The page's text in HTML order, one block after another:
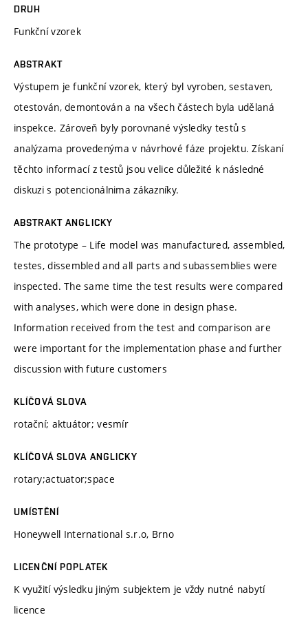
DRUH
Funkční vzorek
ABSTRAKT
Výstupem je funkční vzorek, který byl vyroben, sestaven,
otestován, demontován a na všech částech byla udělaná
inspekce. Zároveň byly porovnané výsledky testů s
analýzama provedenýma v návrhové fáze projektu. Získaní
těchto informací z testů jsou velice důležité k následné
diskuzi s potencionálnima zákazníky.
ABSTRAKT ANGLICKY
The prototype – Life model was manufactured, assembled,
testes, dissembled and all parts and subassemblies were
inspected. The same time the test results were compared
with analyses, which were done in design phase.
Information received from the test and comparison are
were important for the implementation phase and further
discussion with future customers
KLÍČOVÁ SLOVA
rotační; aktuátor; vesmír
KLÍČOVÁ SLOVA ANGLICKY
rotary;actuator;space
UMÍSTĚNÍ
Honeywell International s.r.o, Brno
LICENČNÍ POPLATEK
K využití výsledku jiným subjektem je vždy nutné nabytí
licence